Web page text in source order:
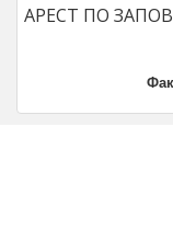
АРЕСТ ПО